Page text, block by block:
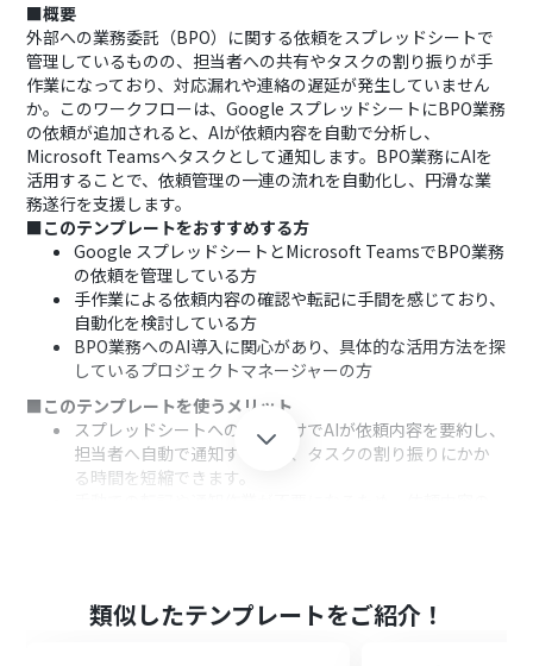
■概要
外部への業務委託（BPO）に関する依頼をスプレッドシートで
管理しているものの、担当者への共有やタスクの割り振りが手
作業になっており、対応漏れや連絡の遅延が発生していません
か。このワークフローは、Google スプレッドシートにBPO業務
の依頼が追加されると、AIが依頼内容を自動で分析し、
Microsoft Teamsへタスクとして通知します。BPO業務にAIを
活用することで、依頼管理の一連の流れを自動化し、円滑な業
務遂行を支援します。
■このテンプレートをおすすめする方
Google スプレッドシートとMicrosoft TeamsでBPO業務
の依頼を管理している方
手作業による依頼内容の確認や転記に手間を感じており、
自動化を検討している方
BPO業務へのAI導入に関心があり、具体的な活用方法を探
しているプロジェクトマネージャーの方
■このテンプレートを使うメリット
スプレッドシートへの入力だけでAIが依頼内容を要約し、
担当者へ自動で通知するため、タスクの割り振りにかか
る時間を短縮できます。
はじめに、Google スプレッドシートとMicrosoft Teams
をYoomと連携します
類似したテンプレートをご紹介！